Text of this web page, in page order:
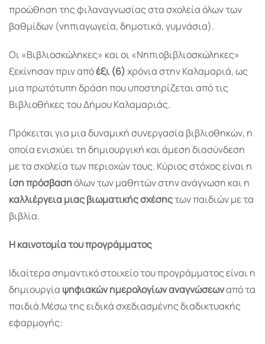
προώθηση της φιλαναγνωσίας στα σχολεία όλων των
βαθμίδων (νηπιαγωγεία, δημοτικά, γυμνάσια).
Οι «Βιβλιοσκώληκες» και οι «Νηπιοβιβλιοσκώληκες»
ξεκίνησαν πριν απόέξι (6)χρόνια στην Καλαμαριά, ως
μια πρωτότυπη δράση που υποστηρίζεται από τις
Βιβλιοθήκες του Δήμου Καλαμαριάς.
Πρόκειται για μια δυναμική συνεργασία βιβλιοθηκών, η
οποία ενισχύει τη δημιουργική και άμεση διασύνδεση
με τα σχολεία των περιοχών τους. Κύριος στόχος είναι η
ίση πρόσβασηόλων των μαθητών στην ανάγνωση και η
καλλιέργεια μιας βιωματικής σχέσηςτων παιδιών με τα
βιβλία.
Η καινοτομία του προγράμματος
Ιδιαίτερα σημαντικό στοιχείο του προγράμματος είναι η
δημιουργία ψηφιακών ημερολογίων αναγνώσεωναπό τα
παιδιά.Μέσω της ειδικά σχεδιασμένης διαδικτυακής
εφαρμογής: